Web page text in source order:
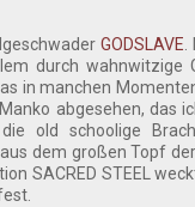
GODSLAVE
durch wahnwitzige
in manchen
abgesehen, das
old schoolige
dem großen Topf
SACRED STEEL